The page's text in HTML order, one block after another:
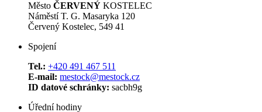
Město ČERVENÝ KOSTELEC
Náměstí T. G. Masaryka 120
Červený Kostelec, 549 41
Spojení
Tel.: +420 491 467 511
E-mail: mestock@mestock.cz
ID datové schránky: sacbh9g
Úřední hodiny